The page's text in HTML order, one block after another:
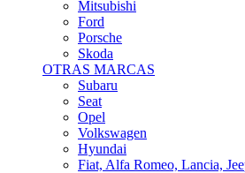
Porsche
Skoda
OTRAS MARCAS
Subaru
Seat
Opel
Volkswagen
Hyundai
Fiat, Alfa Romeo, Lancia, Jeep
Toyota